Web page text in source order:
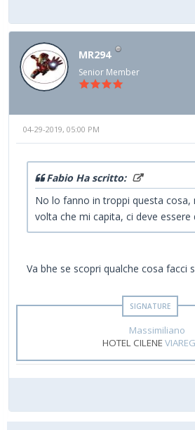
MR294
Senior Member
04-29-2019, 05:00 PM
Fabio Ha scritto:
No lo fanno in troppi questa cosa,
volta che mi capita, ci deve
Va bhe se scopri qualche cosa facci
Massimiliano
HOTEL CILENE